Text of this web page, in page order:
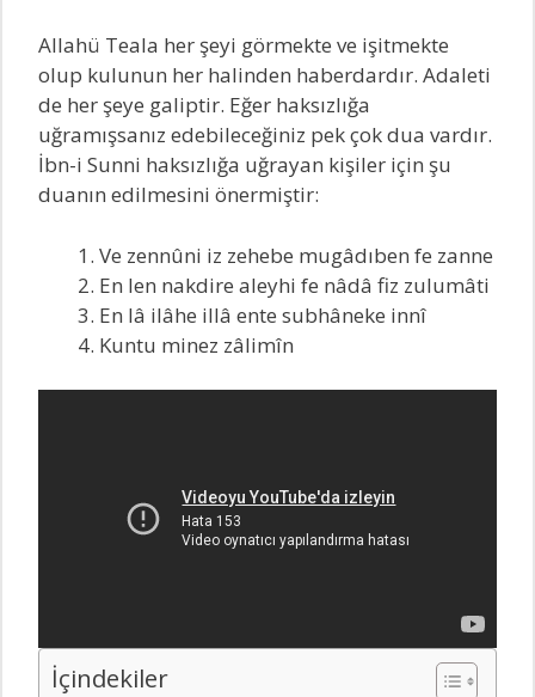
Allahü Teala her şeyi görmekte ve işitmekte
olup kulunun her halinden haberdardır. Adaleti
de her şeye galiptir. Eğer haksızlığa
uğramışsanız edebileceğiniz pek çok dua vardır.
İbn-i Sunni haksızlığa uğrayan kişiler için şu
duanın edilmesini önermiştir:
Ve zennûni iz zehebe mugâdıben fe zanne
En len nakdire aleyhi fe nâdâ fiz zulumâti
En lâ ilâhe illâ ente subhâneke innî
Kuntu minez zâlimîn
İçindekiler